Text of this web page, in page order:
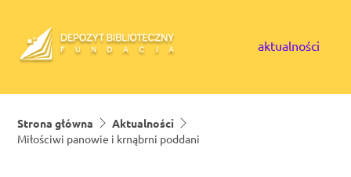
aktualności
Strona główna
Aktualności
Miłościwi panowie i krnąbrni poddani